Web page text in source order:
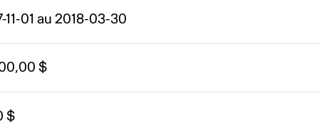
11-01 au 2018-03-30
$
$